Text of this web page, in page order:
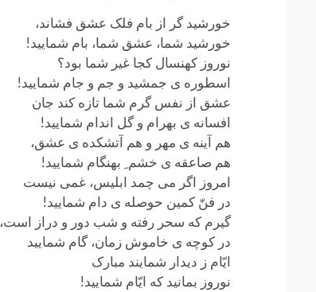
خورشید گر از بام فلک عشق فشاند،
خورشید شما، عشق شما، بام شمایید!
نوروز کهنسال کجا غیر شما بود؟
اسطوره ی جمشید و جم و جام شمایید!
عشق از نفس گرم شما تازه کند جان
افسانه ی بهرام و گل اندام شمایید!
هم آینه ی مهر و هم آتشکده ی عشق،
هم صاعقه ی خشم ِ بهنگام شمایید!
امروز اگر می چمد ابلیس، غمی نیست
در فنّ کمین حوصله ی دام شمایید!
گیرم که سحر رفته و شب دور و دراز است،
در کوچه ی خاموش زمان، گام شمایید
ایّام ز دیدار شمایند مبارک
نوروز بمانید که ایّام شمایید!